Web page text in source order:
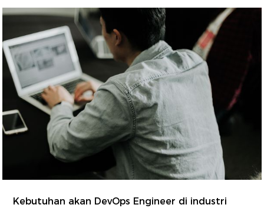
Kebutuhan akan DevOps Engineer di industri